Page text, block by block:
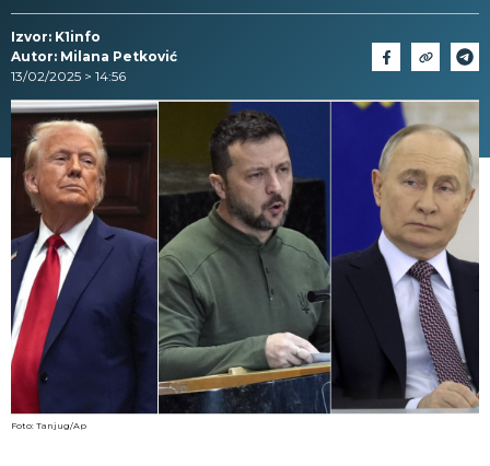
Izvor: K1info
Autor: Milana Petković
13/02/2025 > 14:56
Foto: Tanjug/Ap